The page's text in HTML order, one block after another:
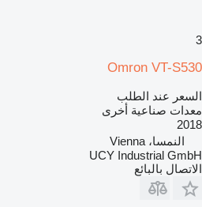
3
Omron VT-S530
السعر عند الطلب
معدات صناعية أخرى
2018
النمسا، Vienna
UCY Industrial GmbH
الاتصال بالبائع